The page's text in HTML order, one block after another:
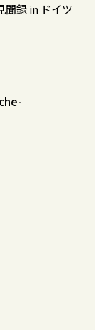
聞録 in ドイツ